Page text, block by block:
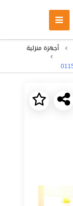
أجهزة منزلية